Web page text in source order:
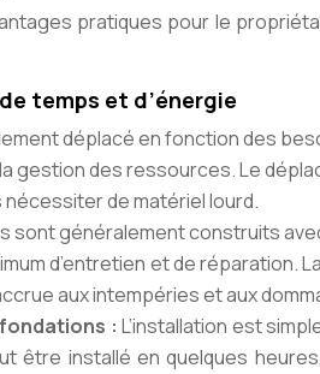
pratiques pour le
temps et d’énergie
déplacé en fonction des
gestion des ressources. Le
de matériel lourd.
sont généralement construits
d’entretien et de réparation.
aux intempéries et aux
fondations :L’installation est
être installé en quelques